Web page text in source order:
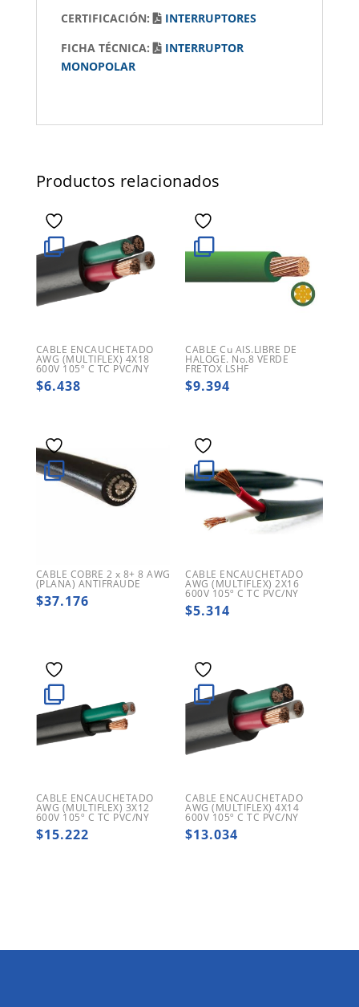
CERTIFICACIÓN:
INTERRUPTORES
FICHA TÉCNICA:
INTERRUPTOR
MONOPOLAR
Productos relacionados
CABLE ENCAUCHETADO
AWG (MULTIFLEX) 4X18
600V 105º C TC PVC/NY
$6.438
CABLE Cu AIS.LIBRE DE
HALOGE. No.8 VERDE
FRETOX LSHF
$9.394
CABLE COBRE 2 x 8+ 8 AWG
(PLANA) ANTIFRAUDE
$37.176
CABLE ENCAUCHETADO
AWG (MULTIFLEX) 2X16
600V 105º C TC PVC/NY
$5.314
CABLE ENCAUCHETADO
AWG (MULTIFLEX) 3X12
600V 105º C TC PVC/NY
$15.222
CABLE ENCAUCHETADO
AWG (MULTIFLEX) 4X14
600V 105º C TC PVC/NY
$13.034